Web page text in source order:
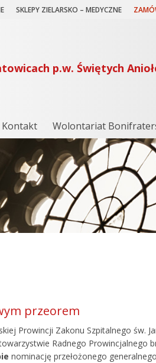
SKLEPY ZIELARSKO – MEDYCZNE
p.w. Świętych
Kontakt Wolontariat
przeorem
Prowincji Zakonu Szpitalnego św.
Radnego Prowincjalnego
nominację przełożonego